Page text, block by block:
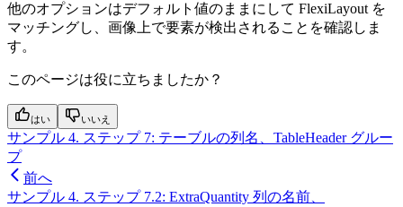
他のオプションはデフォルト値のままにして FlexiLayout を
マッチングし、画像上で要素が検出されることを確認しま
す。
このページは役に立ちましたか？
はい いいえ
サンプル 4. ステップ 7: テーブルの列名、TableHeader グルー
プ
前へ
サンプル 4. ステップ 7.2: ExtraQuantity 列の名前、